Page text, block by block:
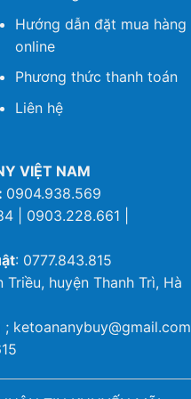
Hướng dẫn đặt mua hàng
online
Phương thức thanh toán
Liên hệ
VIỆT NAM
0904.938.569
| 0903.228.661 |
: 0777.843.815
huyện Thanh Trì, Hà
ketoananybuy@gmail.com